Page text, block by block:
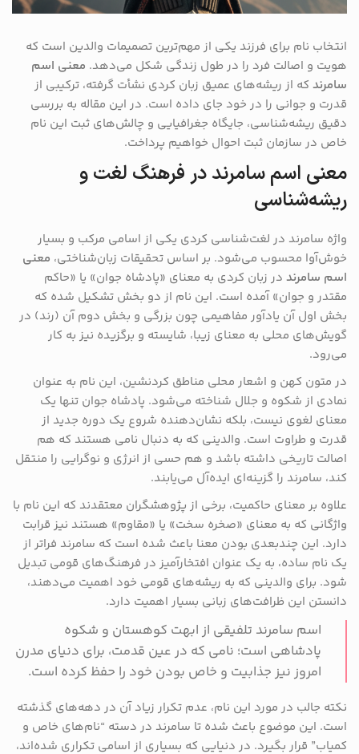
انتخاب نام برای فرزند یکی از مهم‌ترین تصمیمات والدین است که
هویت و اصالت فرد را در طول زندگی شکل می‌دهد. معنی اسم
سامرند که از ریشه‌های عمیق زبان کردی نشأت گرفته، ترکیبی از
قدرت و جوانی را در خود جای داده است. در این مقاله به بررسی
دقیق ریشه‌شناسی، جایگاه جغرافیایی و چالش‌های ثبت این نام
خاص در سازمان ثبت احوال خواهیم پرداخت.
معنی اسم سامرند در فرهنگ لغت و
ریشه‌شناسی
واژه سامرند در لغت‌شناسی کردی یکی از اسامی مرکب و بسیار
خوش‌آوا محسوب می‌شود. بر اساس تحقیقات زبان‌شناختی، معنی
اسم سامرند در زبان کردی به معنای «پادشاه جوان» یا «حاکم
مقتدر و جوان» آمده است. این نام از دو بخش تشکیل شده که
بخش اول آن یادآور مفاهیمی چون بزرگی و بخش دوم آن (رند) در
گویش‌های محلی به معنای زیبا، شایسته و برگزیده نیز به کار
می‌رود.
در متون کهن و اشعار محلی مناطق کردنشین، این نام به عنوان
نمادی از شکوه و جلال شناخته می‌شود. پادشاه جوان تنها یک
معنای لغوی نیست، بلکه نشان‌دهنده شروع یک دوره جدید از
قدرت و طراوت است. والدینی که به دنبال نامی هستند که هم
اصالت تاریخی داشته باشد و هم حسی از انرژی و نوگرایی را منتقل
کند، سامرند را گزینه‌ای ایده‌آل می‌یابند.
علاوه بر معنای حاکمیت، برخی از پژوهشگران معتقدند که این نام با
واژگانی که به معنای «صخره سخت» یا «مقاوم» هستند نیز قرابت
دارد. این چندبعدی بودن معنا باعث شده است که سامرند فراتر از
یک نام ساده، به یک عنوان افتخارآمیز در فرهنگ‌های قومی تبدیل
شود. برای والدینی که به ریشه‌های قومی خود اهمیت می‌دهند،
دانستن این ظرافت‌های زبانی بسیار اهمیت دارد.
اسم سامرند تلفیقی از ابهت کوهستان و شکوه
پادشاهی است؛ نامی که در عین قدمت، برای دنیای مدرن
امروز نیز جذابیت و خاص بودن خود را حفظ کرده است.
نکته جالب در مورد این نام، عدم تکرار زیاد آن در دهه‌های گذشته
است. این موضوع باعث شده تا سامرند در دسته “نام‌های خاص و
کمیاب” قرار بگیرد. در دنیایی که بسیاری از اسامی تکراری شده‌اند،